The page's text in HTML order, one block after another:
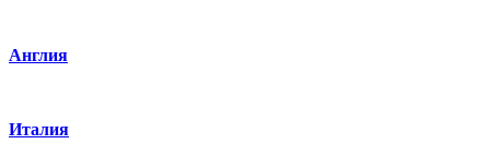
Англия
Италия